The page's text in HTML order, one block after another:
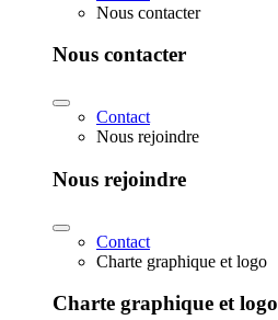
Nous contacter
Nous contacter
Contact
Nous rejoindre
Nous rejoindre
Contact
Charte graphique et logo
Charte graphique et logo